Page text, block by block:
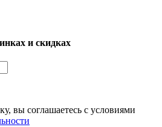
и скидках
вы соглашаетесь с условиями